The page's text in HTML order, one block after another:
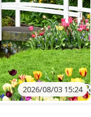
2026/08/03 15:24